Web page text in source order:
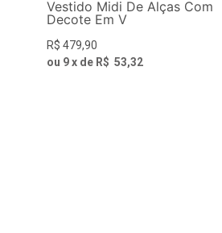
Vestido Midi De Alças Com
Decote Em V
R$ 479,90
ou 9 x de R$ 53,32